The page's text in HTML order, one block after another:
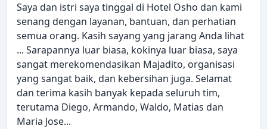
Saya dan istri saya tinggal di Hotel Osho dan kami
senang dengan layanan, bantuan, dan perhatian
semua orang. Kasih sayang yang jarang Anda lihat
... Sarapannya luar biasa, kokinya luar biasa, saya
sangat merekomendasikan Majadito, organisasi
yang sangat baik, dan kebersihan juga. Selamat
dan terima kasih banyak kepada seluruh tim,
terutama Diego, Armando, Waldo, Matias dan
Maria Jose...